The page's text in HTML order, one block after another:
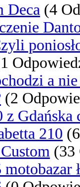
Deca (4
a
(2
z
210
(33